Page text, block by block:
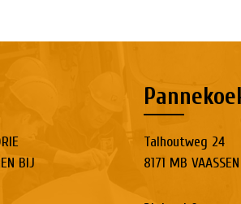
BIJ
Talhoutweg 24
8171 MB VAASSEN